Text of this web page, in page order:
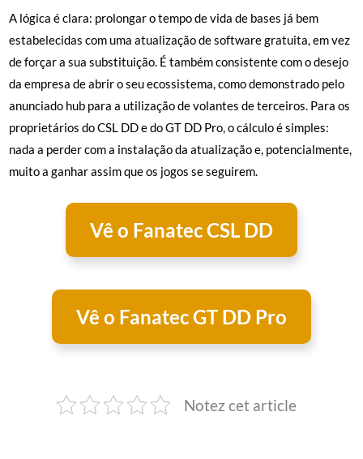
A lógica é clara: prolongar o tempo de vida de bases já bem
estabelecidas com uma atualização de software gratuita, em vez
de forçar a sua substituição. É também consistente com o desejo
da empresa de abrir o seu ecossistema, como demonstrado pelo
anunciado hub para a utilização de volantes de terceiros. Para os
proprietários do CSL DD e do GT DD Pro, o cálculo é simples:
nada a perder com a instalação da atualização e, potencialmente,
muito a ganhar assim que os jogos se seguirem.
Vê o Fanatec CSL DD
Vê o Fanatec GT DD Pro
Notez cet article